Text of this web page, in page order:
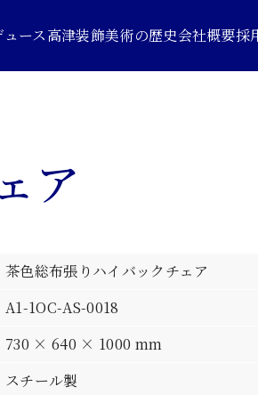
ース高津装飾美術の歴史会社概要採
ア
茶色総布張りハイバックチェア
A1-1OC-AS-0018
730 × 640 × 1000 mm
スチール製